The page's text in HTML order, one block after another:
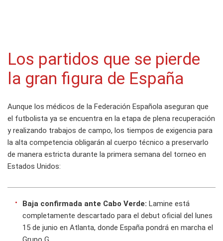
Los partidos que se pierde
la gran figura de España
Aunque los médicos de la Federación Española aseguran que
el futbolista ya se encuentra en la etapa de plena recuperación
y realizando trabajos de campo, los tiempos de exigencia para
la alta competencia obligarán al cuerpo técnico a preservarlo
de manera estricta durante la primera semana del torneo en
Estados Unidos:
Baja confirmada ante Cabo Verde: Lamine está
completamente descartado para el debut oficial del lunes
15 de junio en Atlanta, donde España pondrá en marcha el